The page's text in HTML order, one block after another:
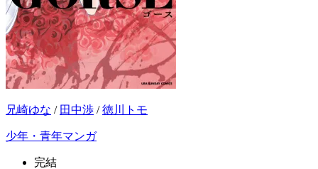
兄崎ゆな / 田中渉 /徳川トモ
少年・青年マンガ
完結